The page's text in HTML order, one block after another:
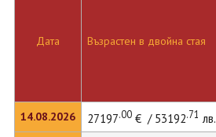
Дата
14.08.2026
Възрастен в двойна стая
27197.00€ / 53192.71 лв.